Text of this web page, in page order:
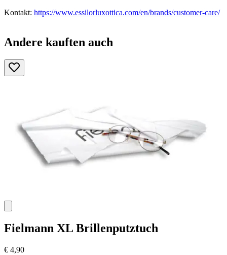
Kontakt: https://www.essilorluxottica.com/en/brands/customer-care/
Andere kauften auch
Fielmann XL Brillenputztuch
€ 4,90